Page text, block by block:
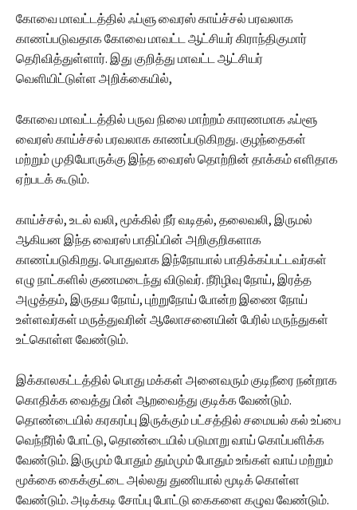
கோவை மாவட்டத்தில் ஃப்ளு வைரஸ் காய்ச்சல் பரவலாக
காணப்படுவதாக கோவை மாவட்ட ஆட்சியர் கிராந்திகுமார்
தெரிவித்துள்ளார். இது குறித்து மாவட்ட ஆட்சியர்
வெளியிட்டுள்ள அறிக்கையில்,
கோவை மாவட்டத்தில் பருவ நிலை மாற்றம் காரணமாக ஃப்ளூ
வைரஸ் காய்ச்சல் பரவலாக காணப்படுகிறது. குழந்தைகள்
மற்றும் முதியோருக்கு இந்த வைரஸ் தொற்றின் தாக்கம் எளிதாக
ஏற்படக் கூடும்.
காய்ச்சல், உடல் வலி, மூக்கில் நீர் வடிதல், தலைவலி, இருமல்
ஆகியன இந்த வைரஸ் பாதிப்பின் அறிகுறிகளாக
காணப்படுகிறது. பொதுவாக இந்நோயால் பாதிக்கப்பட்டவர்கள்
எழு நாட்களில் குணமடைந்து விடுவர். நீரிழிவு நோய், இரத்த
அழுத்தம், இருதய நோய், புற்றுநோய் போன்ற இணை நோய்
உள்ளவர்கள் மருத்துவரின் ஆலோசனையின் பேரில் மருந்துகள்
உட்கொள்ள வேண்டும்.
இக்காலகட்டத்தில் பொது மக்கள் அனைவரும் குடிநீரை நன்றாக
கொதிக்க வைத்து பின் ஆறவைத்து குடிக்க வேண்டும்.
தொண்டையில் கரகரப்பு இருக்கும் பட்சத்தில் சமையல் கல் உப்பை
வெந்நீரில் போட்டு, தொண்டையில் படுமாறு வாய் கொப்பளிக்க
வேண்டும். இருமும் போதும் தும்மும் போதும் உங்கள் வாய் மற்றும்
மூக்கை கைக்குட்டை அல்லது துணியால் மூடிக் கொள்ள
வேண்டும். அடிக்கடி சோப்பு போட்டு கைகளை கழுவ வேண்டும்.